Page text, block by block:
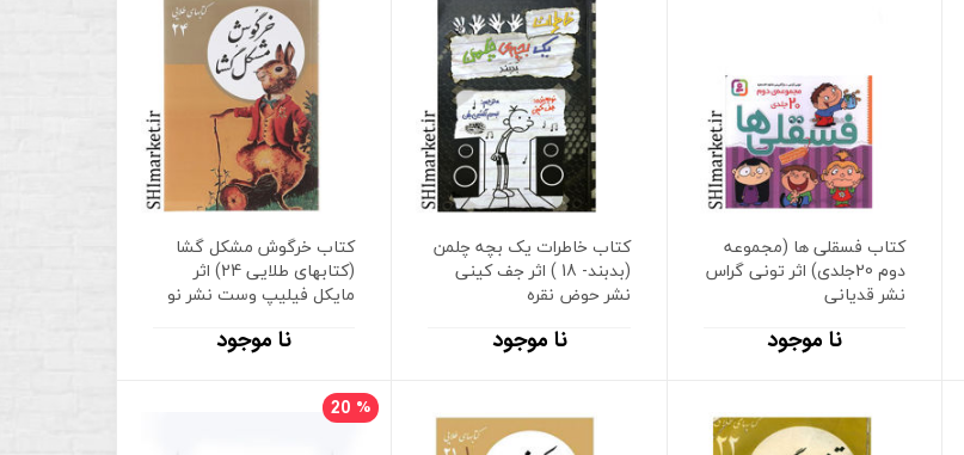
کتاب فسقلی ها (مجموعه
دوم 20جلدی) اثر تونی گراس
نشر قدیانی
نا موجود
کتاب خاطرات یک بچه چلمن
(بدبند- 18 ) اثر جف کینی
نشر حوض نقره
نا موجود
کتاب خرگوش مشکل گشا
(کتابهای طلایی 24) اثر
مایکل فیلیپ وست نشر نو
نا موجود
20 %